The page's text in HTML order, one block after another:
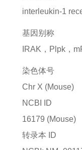
interleukin-1
基因别称
IRAK，Plpk，
染色体号
Chr X (Mouse)
NCBI ID
16179 (Mouse)
转录本 ID